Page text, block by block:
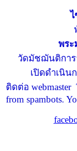
ไ
พร
วัดมัชฌันติการ
เปิดดำเนิน
ติดต่อ webmaster
from spambots.